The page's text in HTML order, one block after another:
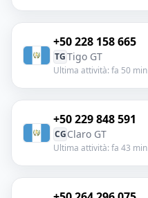
+50 228 158 665
TGTigo GT
Ultima attività: fa 50 min
+50 229 848 591
CGClaro GT
Ultima attività: fa 43 min